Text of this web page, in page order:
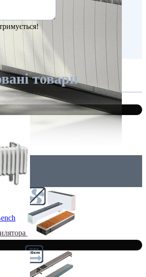
товари